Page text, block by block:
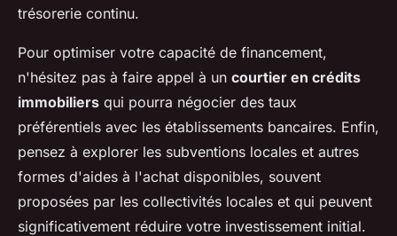
trésorerie continu.
Pour optimiser votre capacité de financement,
n'hésitez pas à faire appel à un courtier en crédits
immobiliers qui pourra négocier des taux
préférentiels avec les établissements bancaires. Enfin,
pensez à explorer les subventions locales et autres
formes d'aides à l'achat disponibles, souvent
proposées par les collectivités locales et qui peuvent
significativement réduire votre investissement initial.